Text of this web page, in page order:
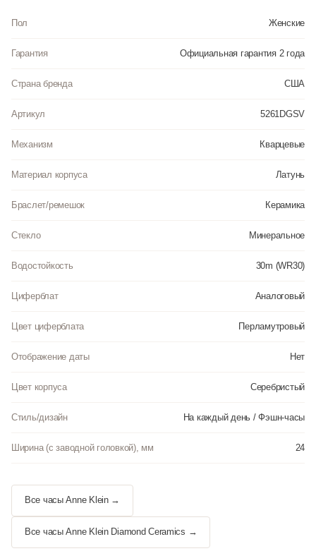
Пол Женские
Гарантия Официальная гарантия 2 года
Страна бренда США
Артикул 5261DGSV
Механизм Кварцевые
Материал корпуса Латунь
Браслет/ремешок Керамика
Стекло Минеральное
Водостойкость 30m (WR30)
Циферблат Аналоговый
Цвет циферблата Перламутровый
Отображение даты Нет
Цвет корпуса Серебристый
Стиль/дизайн На каждый день / Фэшн-часы
Ширина (с заводной головкой), мм 24
Все часы Anne Klein →
Все часы Anne Klein Diamond Ceramics →